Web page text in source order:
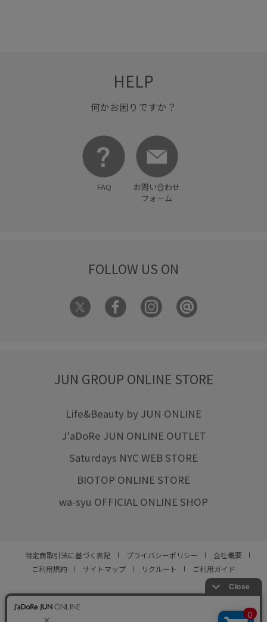
HELP
何かお困りですか？
FAQ
お問い合わせ
フォーム
FOLLOW US ON
JUN GROUP ONLINE STORE
Life&Beauty by JUN ONLINE
J'aDoRe JUN ONLINE OUTLET
Saturdays NYC WEB STORE
BIOTOP ONLINE STORE
wa-syu OFFICIAL ONLINE SHOP
特定商取引法に基づく表記 プライバシーポリシー
会社概要
ご利用規約
サイトマップ リクルート ご利用ガイド